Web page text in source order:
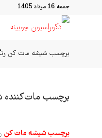
جمعه 16 مرداد 1405
برچسب شیشه مات کن
برچسب مات‌کننده
برچسب شیشه مات کن